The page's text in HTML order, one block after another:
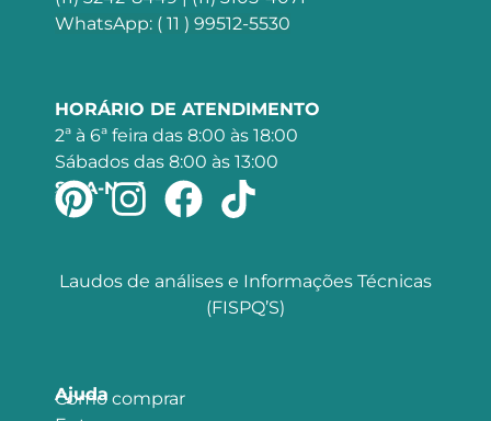
WhatsApp: ( 11 ) 99512-5530
HORÁRIO DE ATENDIMENTO
2ª à 6ª feira das 8:00 às 18:00
Sábados das 8:00 às 13:00
SIGA-NOS
Laudos de análises e Informações Técnicas
(FISPQ’S)
Ajuda
Como comprar